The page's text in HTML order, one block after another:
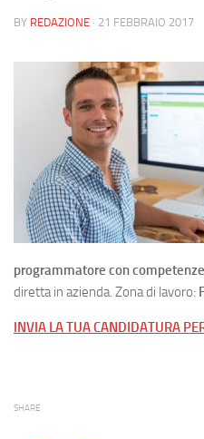
BY REDAZIONE · 21 FEBBRAIO 2017
programmatore con competenze
diretta in azienda. Zona di lavoro:
INVIA LA TUA CANDIDATURA
SHARE